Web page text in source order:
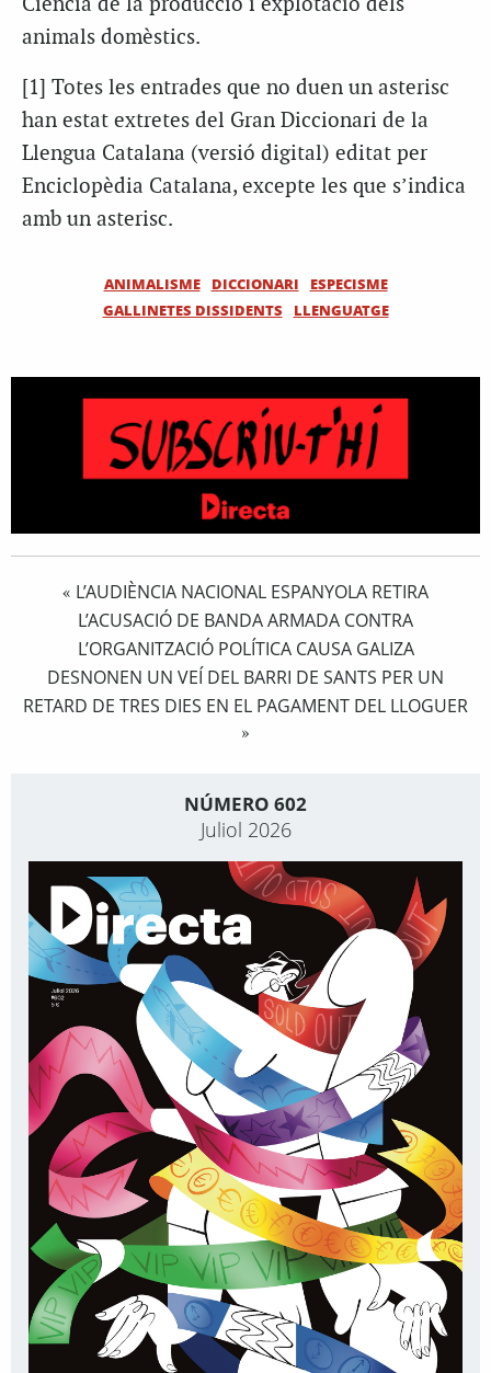
Ciència de la producció i explotació dels
animals domèstics.
[1] Totes les entrades que no duen un asterisc
han estat extretes del Gran Diccionari de la
Llengua Catalana (versió digital) editat per
Enciclopèdia Catalana, excepte les que s’indica
amb un asterisc.
ANIMALISME DICCIONARI
ESPECISME
GALLINETES DISSIDENTS
LLENGUATGE
« L’AUDIÈNCIA NACIONAL ESPANYOLA RETIRA
L’ACUSACIÓ DE BANDA ARMADA CONTRA
L’ORGANITZACIÓ POLÍTICA CAUSA GALIZA
DESNONEN UN VEÍ DEL BARRI DE SANTS PER UN
RETARD DE TRES DIES EN EL PAGAMENT DEL LLOGUER
»
NÚMERO 602
Juliol 2026